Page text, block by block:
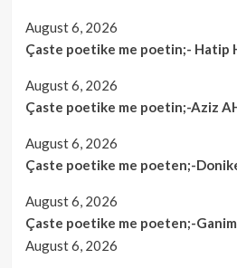
August 6, 2026
Çaste poetike me poetin;- Hatip
August 6, 2026
Çaste poetike me poetin;-Aziz
August 6, 2026
Çaste poetike me poeten;-
August 6, 2026
Çaste poetike me poeten;-
August 6, 2026